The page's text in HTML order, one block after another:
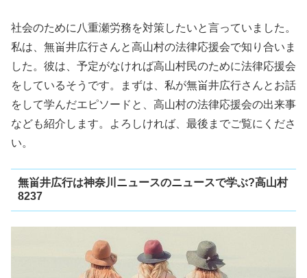
社会のために八重瀬労務を対策したいと言っていました。
私は、無畄井広行さんと高山村の法律応援会で知り合いま
した。彼は、予定がなければ高山村民のために法律応援会
をしているそうです。まずは、私が無畄井広行さんとお話
をして学んだエピソードと、高山村の法律応援会の出来事
なども紹介します。よろしければ、最後までご覧にくださ
い。
無畄井広行は神奈川ニュースのニュースで学ぶ?高山村
8237